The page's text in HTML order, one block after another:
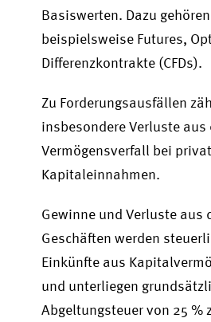
Basiswerten. Dazu gehören
beispielsweise Futures,
Differenzkontrakte (CFDs).
Zu Forderungsausfällen
insbesondere Verluste aus
Vermögensverfall bei
Kapitaleinnahmen.
Gewinne und Verluste aus
Geschäften werden
Einkünfte aus
und unterliegen
Abgeltungsteuer von 25 %